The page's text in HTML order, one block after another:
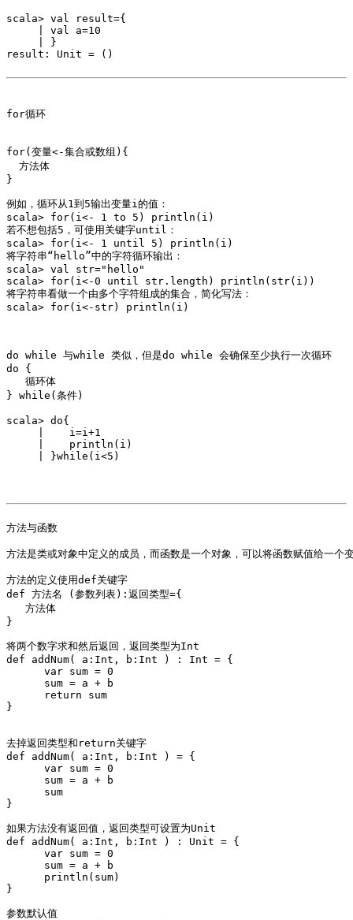
scala> val result={
     | val a=10
     | }
result: Unit = ()
for循环
for(变量<-集合或数组){
  方法体
}
例如，循环从1到5输出变量i的值：
scala> for(i<- 1 to 5) println(i)
若不想包括5，可使用关键字until：
scala> for(i<- 1 until 5) println(i)
将字符串“hello”中的字符循环输出：
scala> val str="hello"
scala> for(i<-0 until str.length) println(str(i))
将字符串看做一个由多个字符组成的集合，简化写法：
scala> for(i<-str) println(i)
do while 与while 类似，但是do while 会确保至少执行一次循环
do {
   循环体
} while(条件)
scala> do{
     |    i=i+1
     |    println(i)
     | }while(i<5)
方法与函数
方法是类或对象中定义的成员，而函数是一个对象，可以将函数赋值给一个
方法的定义使用def关键字
def 方法名 (参数列表):返回类型={
   方法体
}
将两个数字求和然后返回，返回类型为Int
def addNum( a:Int, b:Int ) : Int = {
      var sum = 0
      sum = a + b
      return sum
}
去掉返回类型和return关键字
def addNum( a:Int, b:Int ) = {
      var sum = 0
      sum = a + b
      sum
}
如果方法没有返回值，返回类型可设置为Unit
def addNum( a:Int, b:Int ) : Unit = {
      var sum = 0
      sum = a + b
      println(sum)
}
参数默认值